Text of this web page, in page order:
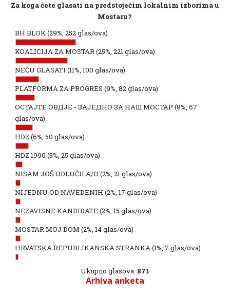
Za koga ćete glasati na predstojećim lokalnim izborima u
Mostaru?
BH BLOK(29%, 252 glas/ova)
KOALICIJA ZA MOSTAR(25%, 221 glas/ova)
NEĆU GLASATI (11%, 100 glas/ova)
PLATFORMA ZA PROGRES (9%, 82 glas/ova)
ОСТАЈТЕ ОВДЈЕ - ЗАЈЕДНО ЗА НАШ МОСТАР (8%, 67
glas/ova)
HDZ (6%, 50 glas/ova)
HDZ 1990 (3%, 25 glas/ova)
NISAM JOŠ ODLUČILA/O (2%, 21 glas/ova)
NIJEDNU OD NAVEDENIH (2%, 17 glas/ova)
NEZAVISNE KANDIDATE (2%, 15 glas/ova)
MOSTAR MOJ DOM (2%, 14 glas/ova)
HRVATSKA REPUBLIKANSKA STRANKA(1%, 7 glas/ova)
Ukupno glasova: 871
Arhiva anketa